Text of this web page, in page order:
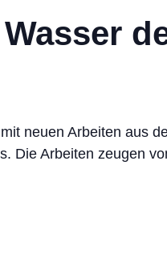
neuen Arbeiten aus
Die Arbeiten zeugen